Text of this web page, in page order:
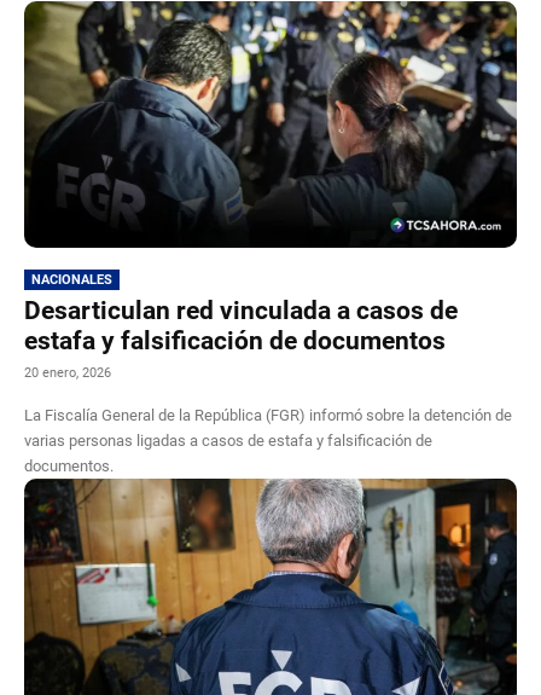
NACIONALES
Desarticulan red vinculada a casos de
estafa y falsificación de documentos
20 enero, 2026
La Fiscalía General de la República (FGR) informó sobre la detención de
varias personas ligadas a casos de estafa y falsificación de
documentos.